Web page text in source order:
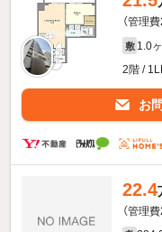
（管理
敷 1.0
2階 /
お
22.4
（管理